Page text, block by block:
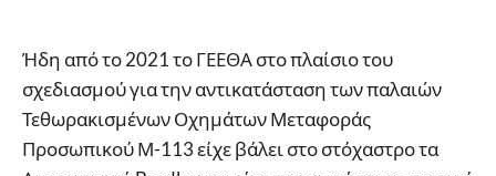
Ήδη από το 2021 το ΓΕΕΘΑ στο πλαίσιο του
σχεδιασμού για την αντικατάσταση των παλαιών
Τεθωρακισμένων Οχημάτων Μεταφοράς
Προσωπικού Μ-113 είχε βάλει στο στόχαστρο τα